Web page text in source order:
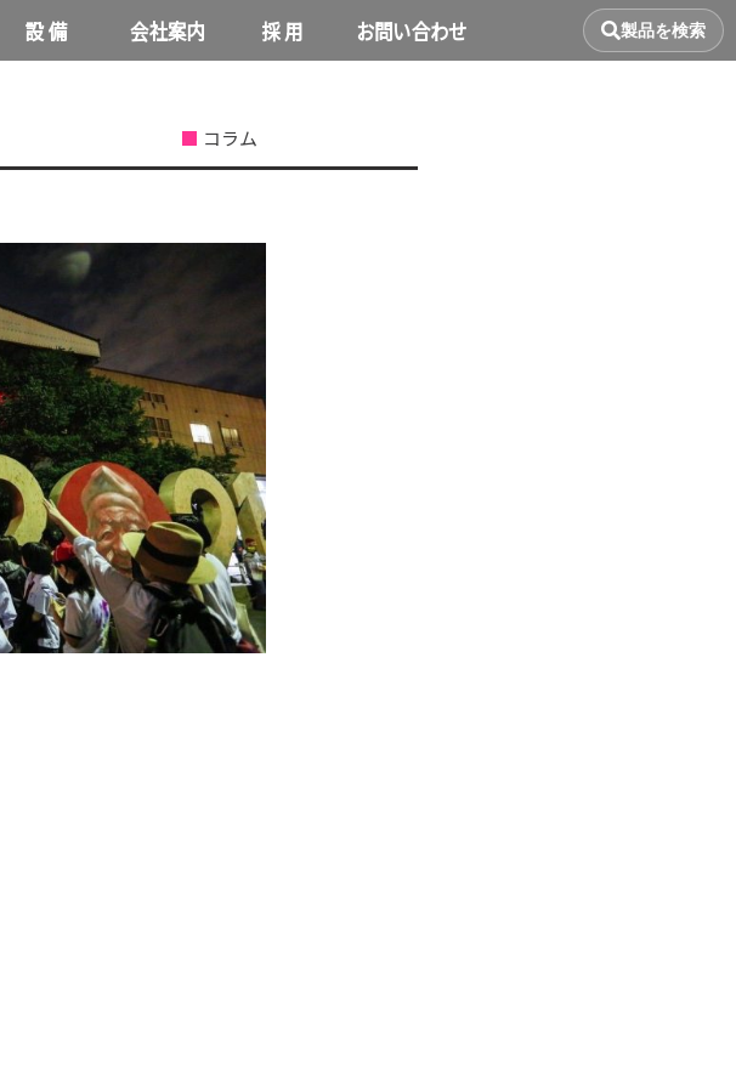
設 備 会社案内 採 用 お問い合わせ 製品を検索
コラム